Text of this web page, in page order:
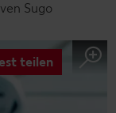
Sugo
teilen